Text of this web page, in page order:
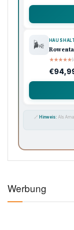
🌬️
★★★★★
🔗 Hinweis: Als
Werbung